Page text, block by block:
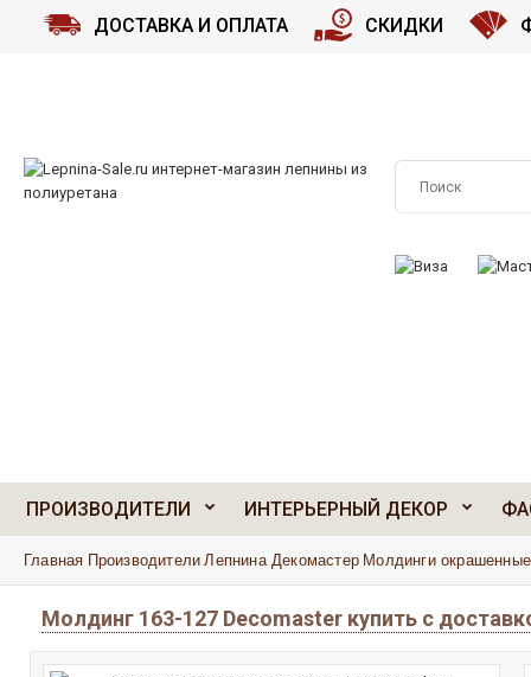
ДОСТАВКА И ОПЛАТА СКИДКИ
ПРОИЗВОДИТЕЛИ ИНТЕРЬЕРНЫЙ ДЕКОР
Главная Производители Лепнина Декомастер Молдинги
Молдинг 163-127 Decomaster купить с